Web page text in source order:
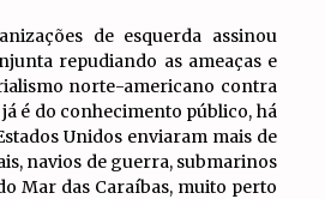
de esquerda assinou
repudiando as ameaças e
norte-americano contra
é do conhecimento público, há
Unidos enviaram mais de
navios de guerra, submarinos
Mar das Caraíbas, muito perto